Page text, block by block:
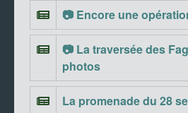
📷 Encore une
📷 La traversée des
photos
La promenade du 28